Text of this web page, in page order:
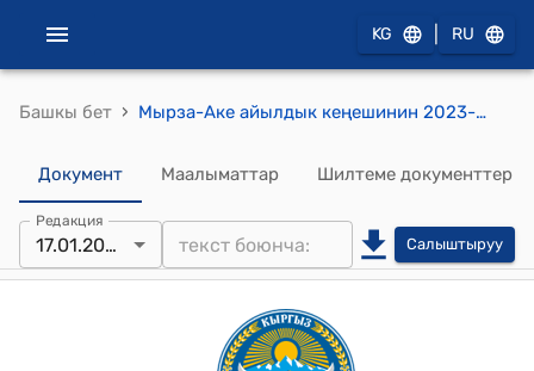
KG RU
Башкы бет › Мырза-Аке айылдык кеңешинин 2023-жылдын 17-январындагы № 122 "Мырза-Аке айыл өкмөтүнүн башчысы Д.Батаевдин өтүнүч каты жөнүндө" токтому
Документ Маалыматтар Шилтеме документтер
Редакция
17.01.2023 Салыштыруу